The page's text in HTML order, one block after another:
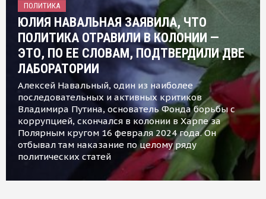
ПОЛИТИКА
ЮЛИЯ НАВАЛЬНАЯ ЗАЯВИЛА, ЧТО
ПОЛИТИКА ОТРАВИЛИ В КОЛОНИИ —
ЭТО, ПО ЕЕ СЛОВАМ, ПОДТВЕРДИЛИ ДВЕ
ЛАБОРАТОРИИ
Алексей Навальный, один из наиболее
последовательных и активных критиков
Владимира Путина, основатель Фонда борьбы с
коррупцией, скончался в колонии в Харпе за
Полярным кругом 16 февраля 2024 года. Он
отбывал там наказание по целому ряду
политических статей